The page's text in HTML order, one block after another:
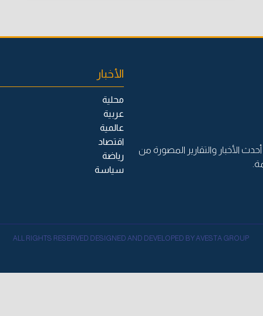
الأخبار والتقارير المصورة من
الأخبار
محلية
عربية
عالمية
اقتصاد
رياضة
سياسة
ALL RIGHTS RESERVED DESIGNED AND DEVELOPED BY AVESTA GROUP